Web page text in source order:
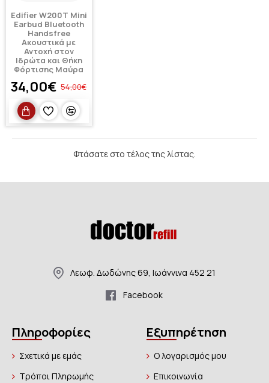
Edifier W200T Mini
Earbud Bluetooth
Handsfree
Ακουστικά με
Αντοχή στον
Ιδρώτα και Θήκη
Φόρτισης Μαύρα
34,00€ 54,00€
Φτάσατε στο τέλος της λίστας.
Λεωφ. Δωδώνης 69, Ιωάννινα 452 21
Facebook
Πληροφορίες
Σχετικά με εμάς
Τρόποι Πληρωμής
Εξυπηρέτηση
Ο λογαρισμός μου
Επικοινωνία